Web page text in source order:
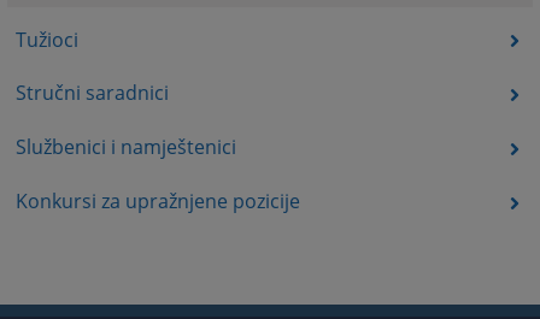
Tužioci
Stručni saradnici
Službenici i namještenici
Konkursi za upražnjene pozicije